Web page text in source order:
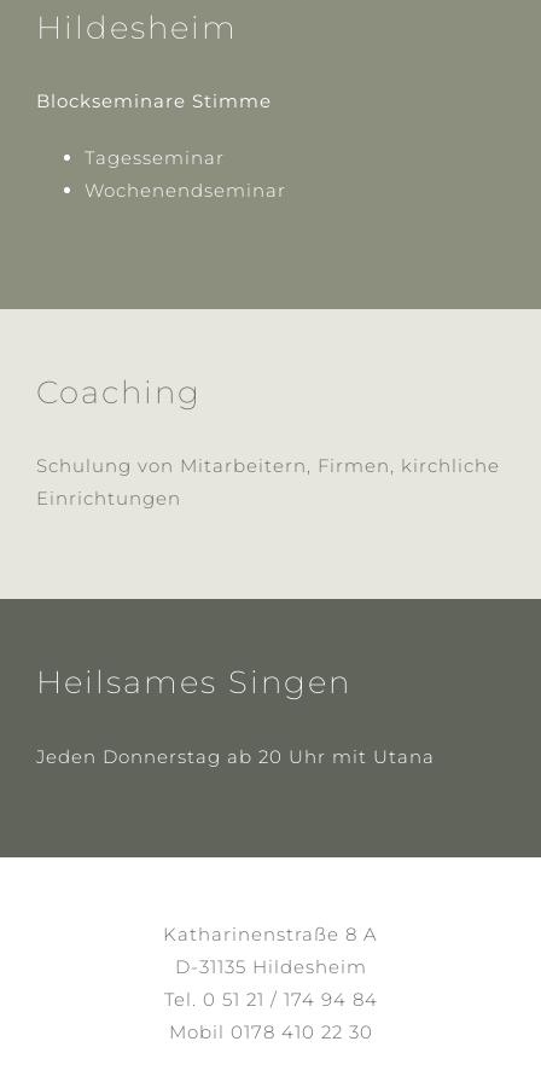
Hildesheim
Blockseminare Stimme
Tagesseminar
Wochenendseminar
Coaching
Schulung von Mitarbeitern, Firmen, kirchliche
Einrichtungen
Heilsames Singen
Jeden Donnerstag ab 20 Uhr mit Utana
Katharinenstraße 8 A
D-31135 Hildesheim
Tel. 0 51 21 / 174 94 84
Mobil 0178 410 22 30